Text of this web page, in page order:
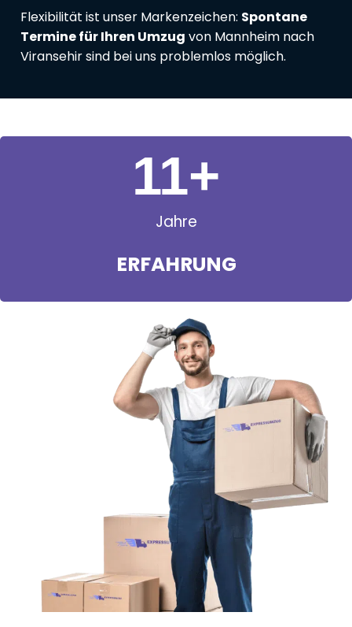
Flexibilität ist unser Markenzeichen: Spontane
Termine für Ihren Umzug von Mannheim nach
Viransehir sind bei uns problemlos möglich.
Jahre
ERFAHRUNG
11+